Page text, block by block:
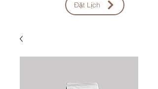
Đặt Lịch